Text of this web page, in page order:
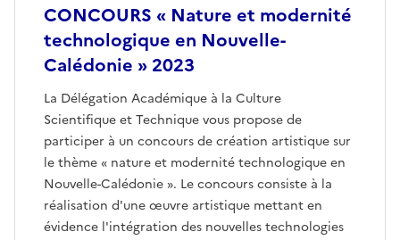
CONCOURS « Nature et modernité
technologique en Nouvelle-
Calédonie » 2023
La Délégation Académique à la Culture
Scientifique et Technique vous propose de
participer à un concours de création artistique sur
le thème « nature et modernité technologique en
Nouvelle-Calédonie ». Le concours consiste à la
réalisation d'une œuvre artistique mettant en
évidence l'intégration des nouvelles technologies